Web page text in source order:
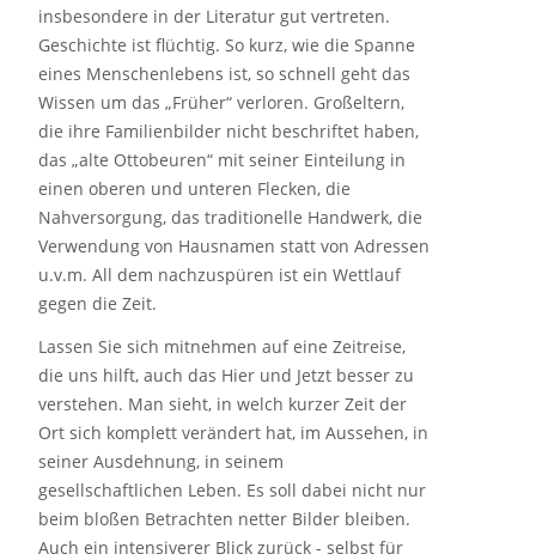
insbesondere in der Literatur gut vertreten.
Geschichte ist flüchtig. So kurz, wie die Spanne
eines Menschenlebens ist, so schnell geht das
Wissen um das „Früher“ verloren. Großeltern,
die ihre Familienbilder nicht beschriftet haben,
das „alte Ottobeuren“ mit seiner Einteilung in
einen oberen und unteren Flecken, die
Nahversorgung, das traditionelle Handwerk, die
Verwendung von Hausnamen statt von Adressen
u.v.m. All dem nachzuspüren ist ein Wettlauf
gegen die Zeit.
Lassen Sie sich mitnehmen auf eine Zeitreise,
die uns hilft, auch das Hier und Jetzt besser zu
verstehen. Man sieht, in welch kurzer Zeit der
Ort sich komplett verändert hat, im Aussehen, in
seiner Ausdehnung, in seinem
gesellschaftlichen Leben. Es soll dabei nicht nur
beim bloßen Betrachten netter Bilder bleiben.
Auch ein intensiverer Blick zurück - selbst für